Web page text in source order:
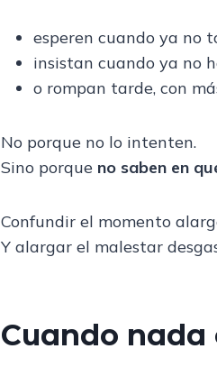
esperen cuando ya no
insistan cuando ya no
o rompan tarde, con
No porque no lo intenten.
Sino porque no saben en
Confundir el momento
Y alargar el malestar
Cuando nada